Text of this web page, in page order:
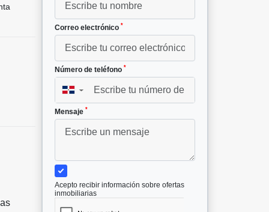
Correo electrónico *
Número de teléfono *
▼
Mensaje *
Acepto recibir información sobre ofertas
inmobiliarias